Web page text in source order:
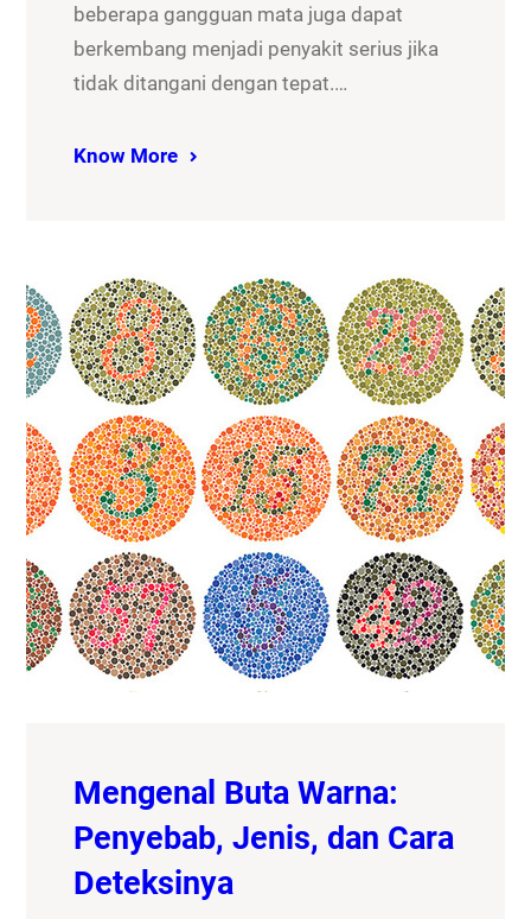
beberapa gangguan mata juga dapat
berkembang menjadi penyakit serius jika
tidak ditangani dengan tepat.…
Know More
Mengenal Buta Warna:
Penyebab, Jenis, dan Cara
Deteksinya